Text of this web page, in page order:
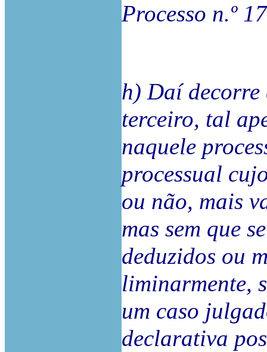
Processo n.º
h) Daí decorre
terceiro, tal
naquele
processual
ou não, mais
mas sem que
deduzidos ou
liminarmente,
um caso
declarativa